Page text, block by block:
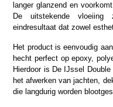
langer glanzend en
De uitstekende vloeiing
eindresultaat dat zowel
Het product is eenvoudig
hecht perfect op epoxy,
Hierdoor is De IJssel
het afwerken van jachten,
die langdurig worden